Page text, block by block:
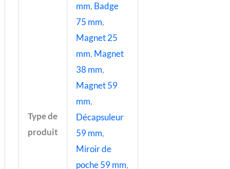
Type de
produit
mm, Badge
75 mm,
Magnet 25
mm, Magnet
38 mm,
Magnet 59
mm,
Décapsuleur
59 mm,
Miroir de
poche 59 mm,